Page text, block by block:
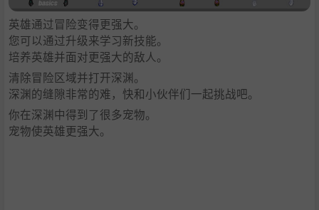
英雄通过冒险变得更强大。
您可以通过升级来学习新技能。
培养英雄并面对更强大的敌人。
清除冒险区域并打开深渊。
深渊的缝隙非常的难，快和小伙伴们一起挑战吧。
你在深渊中得到了很多宠物。
宠物使英雄更强大。